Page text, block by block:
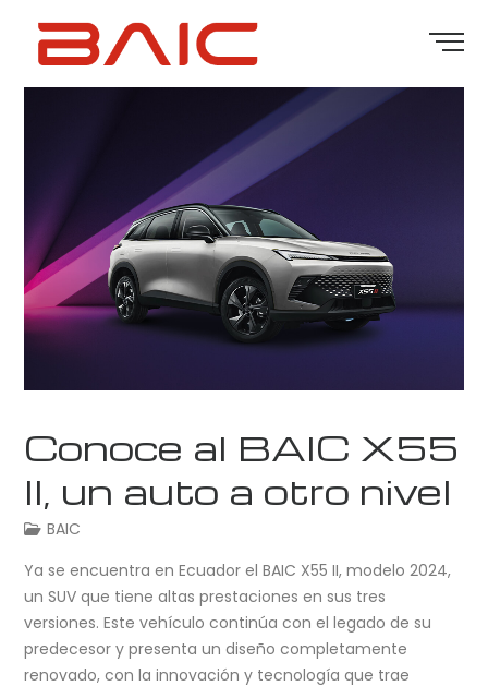
Conoce al BAIC X55
II, un auto a otro nivel
BAIC
Ya se encuentra en Ecuador el BAIC X55 II, modelo 2024,
un SUV que tiene altas prestaciones en sus tres
versiones. Este vehículo continúa con el legado de su
predecesor y presenta un diseño completamente
renovado, con la innovación y tecnología que trae